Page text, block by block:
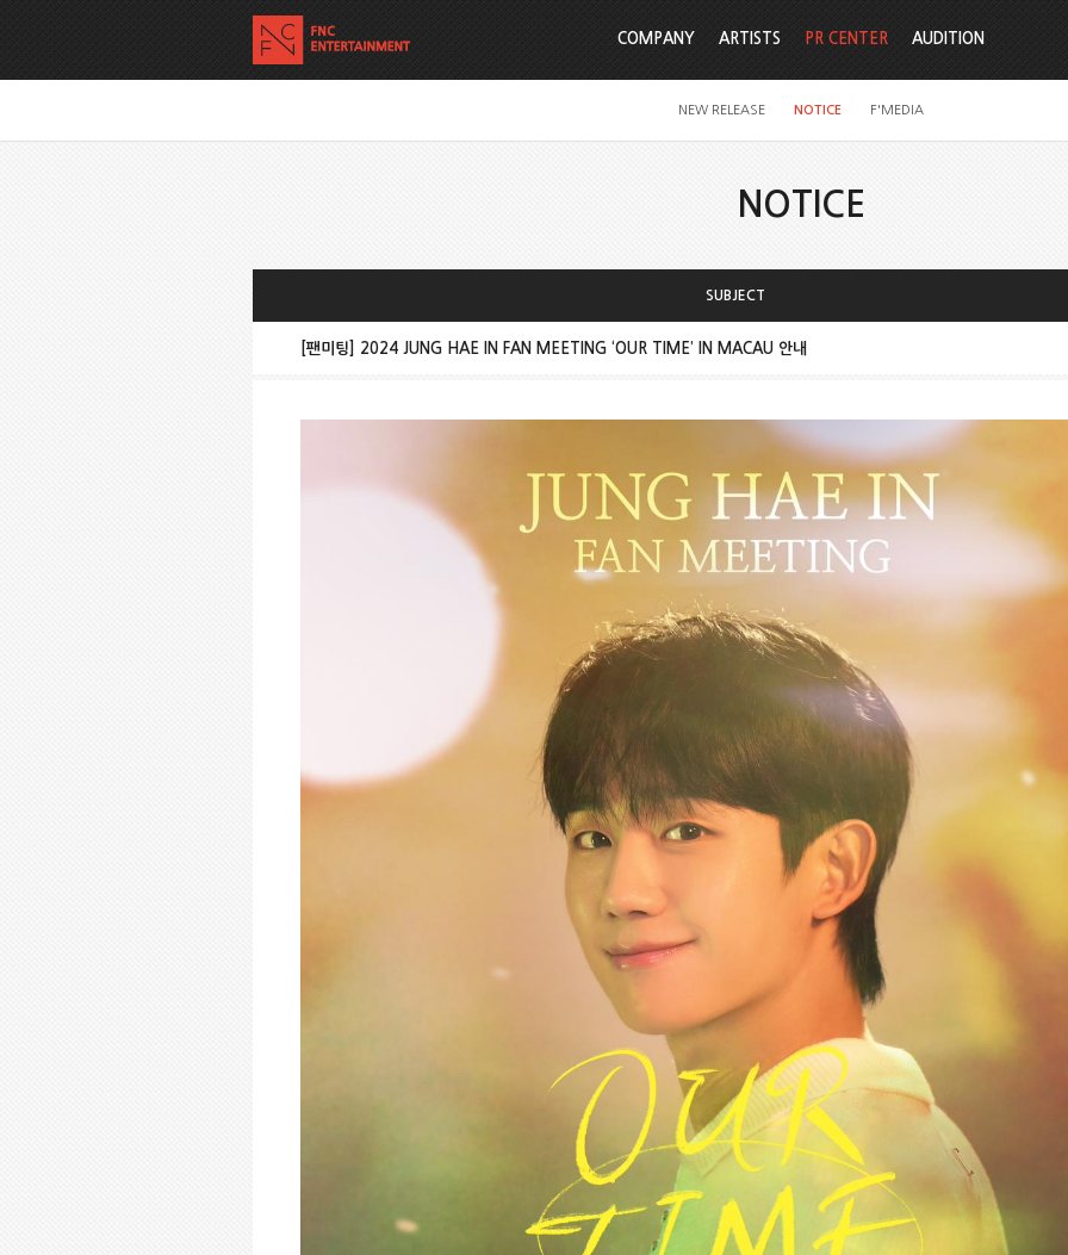
COMPANY ARTISTS PR CENTER
NEW RELEASE NOTICE F'MEDIA
AUDITION
NOTICE
SUBJECT
[팬미팅] 2024 JUNG HAE IN FAN MEETING ‘OUR TIME’ IN MACAU 안내